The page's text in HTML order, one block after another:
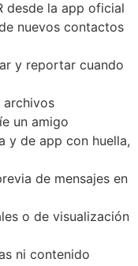
desde la app oficial
nuevos contactos
y reportar cuando
un amigo
y de app con huella,
de mensajes en
o de visualización
ni contenido